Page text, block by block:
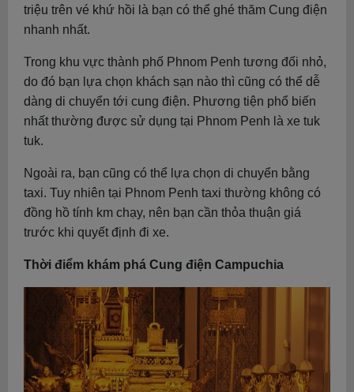
triệu trên vé khứ hồi là bạn có thể ghé thăm Cung điện
nhanh nhất.
Trong khu vực thành phố Phnom Penh tương đối nhỏ,
do đó bạn lựa chọn khách sạn nào thì cũng có thể dễ
dàng di chuyển tới cung điện. Phương tiện phổ biến
nhất thường được sử dụng tại Phnom Penh là xe tuk
tuk.
Ngoài ra, bạn cũng có thể lựa chọn di chuyển bằng
taxi. Tuy nhiên tại Phnom Penh taxi thường không có
đồng hồ tính km chạy, nên bạn cần thỏa thuận giá
trước khi quyết định đi xe.
Thời điểm khám phá Cung điện Campuchia